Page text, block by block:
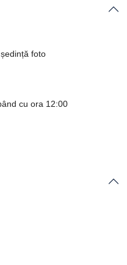
foto
cu ora 12:00